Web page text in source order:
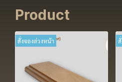
Product
สั่งจองล่วงหน้า